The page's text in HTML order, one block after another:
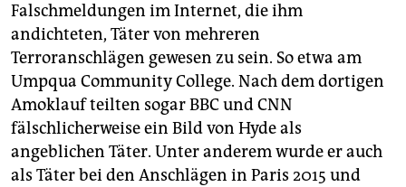
Falschmeldungen im Internet, die ihm
andichteten, Täter von mehreren
Terroranschlägen gewesen zu sein. So etwa am
Umpqua Community College. Nach dem dortigen
Amoklauf teilten sogar BBC und CNN
fälschlicherweise ein Bild von Hyde als
angeblichen Täter. Unter anderem wurde er auch
als Täter bei den Anschlägen in Paris 2015 und